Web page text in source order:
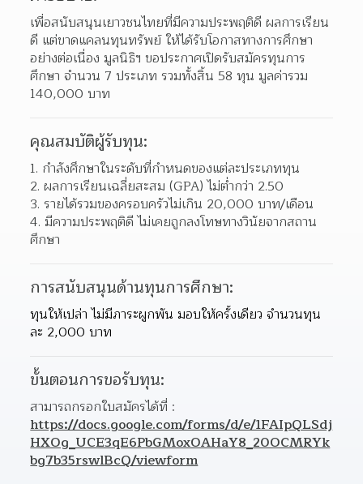
เพื่อสนับสนุนเยาวชนไทยที่มีความประพฤติดี ผลการเรียน
ดี แต่ขาดแคลนทุนทรัพย์ ให้ได้รับโอกาสทางการศึกษา
อย่างต่อเนื่อง มูลนิธิฯ ขอประกาศเปิดรับสมัครทุนการ
ศึกษา จำนวน 7 ประเภท รวมทั้งสิ้น 58 ทุน มูลค่ารวม
140,000 บาท
คุณสมบัติผู้รับทุน:
1. กำลังศึกษาในระดับที่กำหนดของแต่ละประเภททุน
2. ผลการเรียนเฉลี่ยสะสม (GPA) ไม่ต่ำกว่า 2.50
3. รายได้รวมของครอบครัวไม่เกิน 20,000 บาท/เดือน
4. มีความประพฤติดี ไม่เคยถูกลงโทษทางวินัยจากสถาน
ศึกษา
การสนับสนุนด้านทุนการศึกษา:
ทุนให้เปล่า ไม่มีภาระผูกพัน มอบให้ครั้งเดียว จำนวนทุน
ละ 2,000 บาท
ขั้นตอนการขอรับทุน:
https://docs.google.com/forms/d/e/1FAIpQLSdj
HXOg_UCE3qE6PbGMoxOAHaY8_20OCMRYk
bg7b35rswlBcQ/viewform